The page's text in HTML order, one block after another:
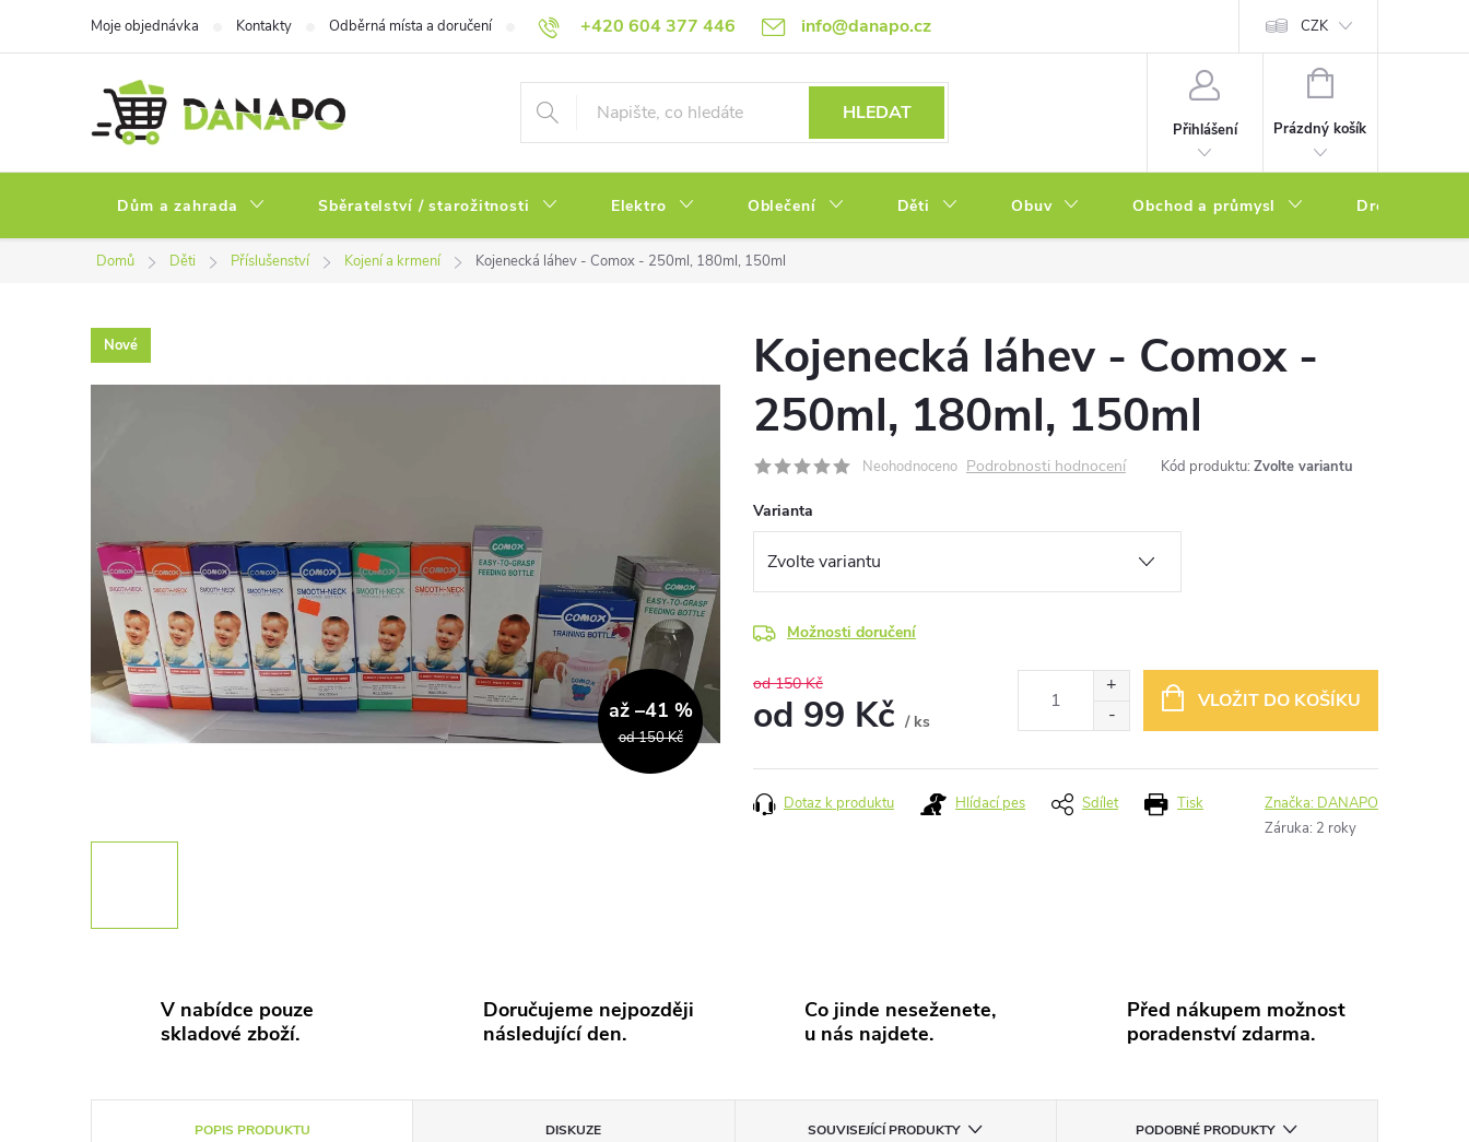
+420 604 377 446 info@danapo.cz
Moje objednávka Kontakty Odběrná místa a doručení Hodnocení obchodu Obchodní podmínky Reklamace a výměna zboží Podmínky ochrany osobních údajů Soubory cookies
CZK
HLEDAT
Přihlášení
NÁKUPNÍ
Prázdný košík
Dům a zahrada Sběratelství / starožitnosti Elektro Oblečení Děti Obuv Obchod a průmysl Drogerie
Domů Děti Příslušenství Kojení a krmení Kojenecká láhev - Comox - 250ml, 180ml, 150ml
Nové
od 150 Kč
až –41 %
Kojenecká láhev - Comox -
250ml, 180ml, 150ml
Neohodnoceno Podrobnosti hodnocení Kód produktu: Zvolte variantu
Varianta
Možnosti doručení
od 150 Kč
od 99 Kč / ks
cena:
VLOŽIT DO KOŠÍKU
Tisk
Dotaz k produktu Hlídací pes Sdílet Značka: DANAPO
Záruka: 2 roky
V nabídce pouze
skladové zboží.
Doručujeme nejpozději
následující den.
Co jinde neseženete,
u nás najdete.
Před nákupem možnost
poradenství zdarma.
POPIS PRODUKTU DISKUZE SOUVISEJÍCÍ PRODUKTY PODOBNÉ PRODUKTY